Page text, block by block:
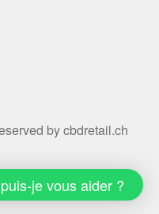
by cbdretail.ch
je vous aider ?